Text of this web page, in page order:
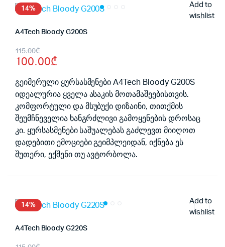
14%
Add to
wishlist
A4Tech Bloody G200S
115.00₾
Original
price
was:
115.00₾.
100.00₾
Current
price
is:
100.00₾.
გეიმერული ყურსასმენები A4Tech Bloody G200S
იდეალურია ყველა ასაკის მოთამაშეებისთვის.
კომფორტული და მსუბუქი დიზაინი, თითქმის
შეუმჩნეველია ხანგრძლივი გამოყენების დროსაც
კი. ყურსასმენები საშუალებას გაძლევთ მიიღოთ
დადებითი ემოციები გეიმპლეიდან, იქნება ეს
შუთერი, ექშენი თუ ავტორბოლა.
14%
Add to
wishlist
A4Tech Bloody G220S